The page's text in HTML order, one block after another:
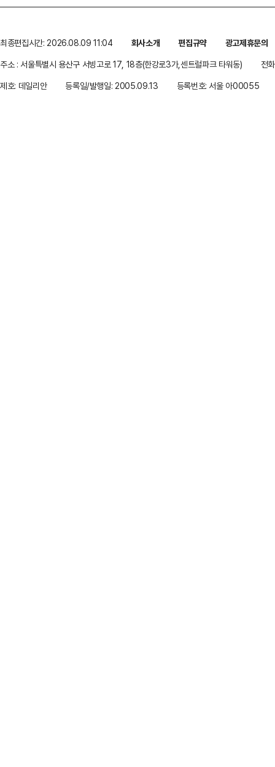
최종편집시간: 2026.08.09 11:04 회사소개 편집규약
광고제휴문의
주소 : 서울특별시 용산구 서빙고로 17, 18층(한강로3가,센트럴파크 타워동)
전
제호: 데일리안
등록일/발행일: 2005.09.13 등록번호: 서울 아00055